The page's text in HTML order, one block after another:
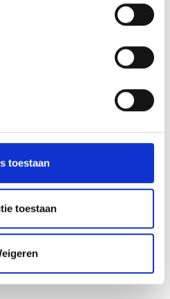
toestaan
toestaan
VOOR U?
IN VINSCHGAU TONEN